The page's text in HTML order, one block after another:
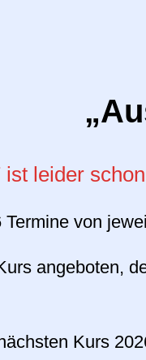
leider
von
angeboten,
Kurs